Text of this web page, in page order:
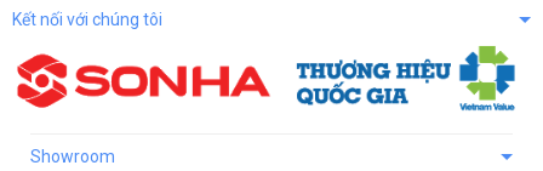
Kết nối với chúng tôi
Showroom